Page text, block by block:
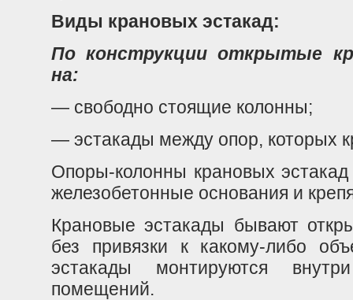
Виды крановых эстакад:
По конструкции открытые
на:
— свободно стоящие колонны;
— эстакады между опор, которых
Опоры-колонны крановых
железобетонные основания и
Крановые эстакады бывают
без привязки к какому-либо
эстакады монтируются
помещений.